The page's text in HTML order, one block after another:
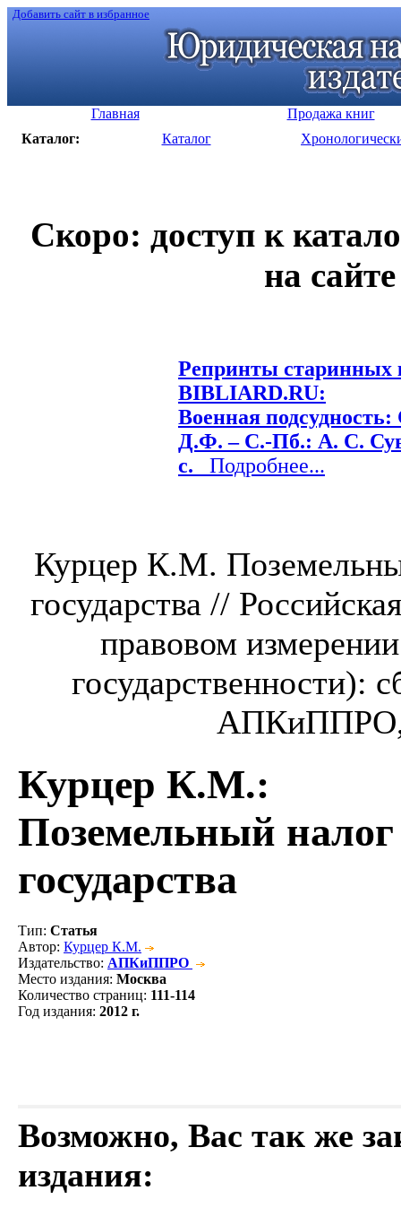
Добавить сайт в избранное
Главная
Продажа книг
Каталог:
Каталог
Скоро: доступ к
на
Репринты старинных
BIBLIARD.RU:
Военная
Д.Ф. – С.-Пб.: А. С.
с. Подробнее...
Курцер К.М.
государства //
правовом
государственности):
АПКиППРО,
Курцер К.М.:
Поземельный налог
государства
Тип: Статья
Автор: Курцер К.М.
Издательство: АПКиППРО
Место издания: Москва
Количество страниц: 111-114
Год издания: 2012 г.
Возможно, Вас так же
издания: